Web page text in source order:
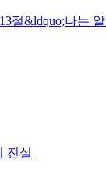
절&ldquo;나는
진실